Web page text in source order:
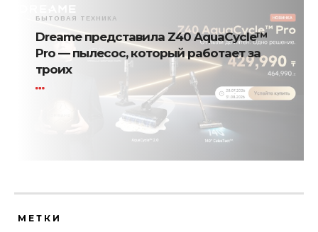
БЫТОВАЯ ТЕХНИКА
Dreame представила Z40 AquaCycle™
Pro — пылесос, который работает за
троих
МЕТКИ